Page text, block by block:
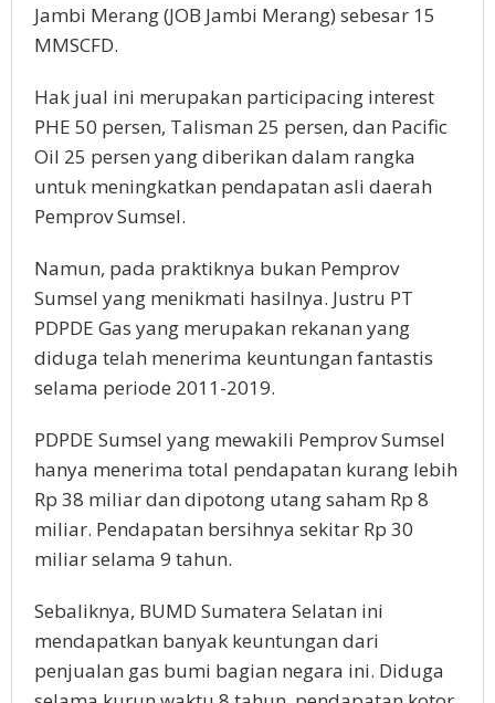
Jambi Merang (JOB Jambi Merang) sebesar 15
MMSCFD.
Hak jual ini merupakan participacing interest
PHE 50 persen, Talisman 25 persen, dan Pacific
Oil 25 persen yang diberikan dalam rangka
untuk meningkatkan pendapatan asli daerah
Pemprov Sumsel.
Namun, pada praktiknya bukan Pemprov
Sumsel yang menikmati hasilnya. Justru PT
PDPDE Gas yang merupakan rekanan yang
diduga telah menerima keuntungan fantastis
selama periode 2011-2019.
PDPDE Sumsel yang mewakili Pemprov Sumsel
hanya menerima total pendapatan kurang lebih
Rp 38 miliar dan dipotong utang saham Rp 8
miliar. Pendapatan bersihnya sekitar Rp 30
miliar selama 9 tahun.
Sebaliknya, BUMD Sumatera Selatan ini
mendapatkan banyak keuntungan dari
penjualan gas bumi bagian negara ini. Diduga